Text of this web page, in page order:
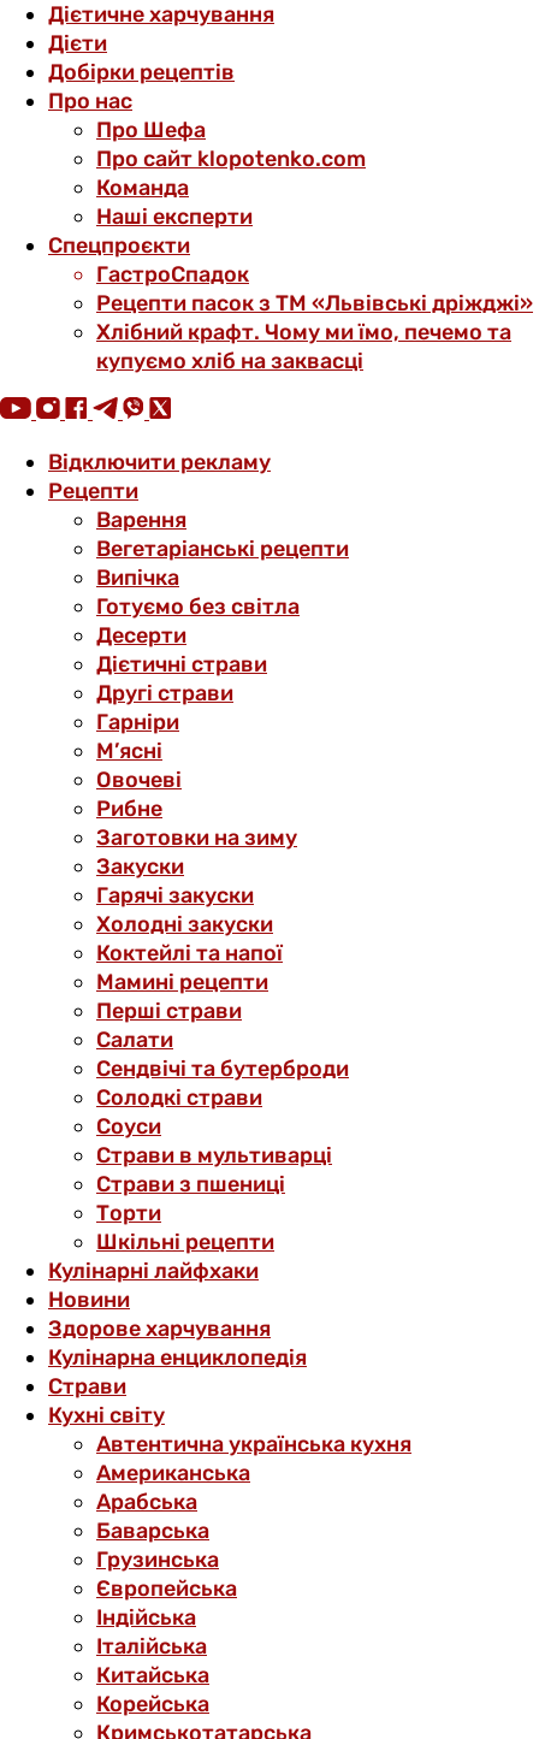
Дієтичне харчування
Дієти
Добірки рецептів
Про нас
Про Шефа
Про сайт klopotenko.com
Команда
Наші експерти
Спецпроєкти
ГастроСпадок
Рецепти пасок з ТМ «Львівські дріжджі»
Хлібний крафт. Чому ми їмо, печемо та
купуємо хліб на заквасці
Відключити рекламу
Рецепти
Варення
Вегетаріанські рецепти
Випічка
Готуємо без світла
Десерти
Дієтичні страви
Другі страви
Гарніри
М’ясні
Овочеві
Рибне
Заготовки на зиму
Закуски
Гарячі закуски
Холодні закуски
Коктейлі та напої
Мамині рецепти
Перші страви
Салати
Сендвічі та бутерброди
Солодкі страви
Соуси
Страви в мультиварці
Страви з пшениці
Торти
Шкільні рецепти
Кулінарні лайфхаки
Новини
Здорове харчування
Кулінарна енциклопедія
Страви
Кухні світу
Автентична українська кухня
Американська
Арабська
Баварська
Грузинська
Європейська
Індійська
Італійська
Китайська
Корейська
Кримськотатарська